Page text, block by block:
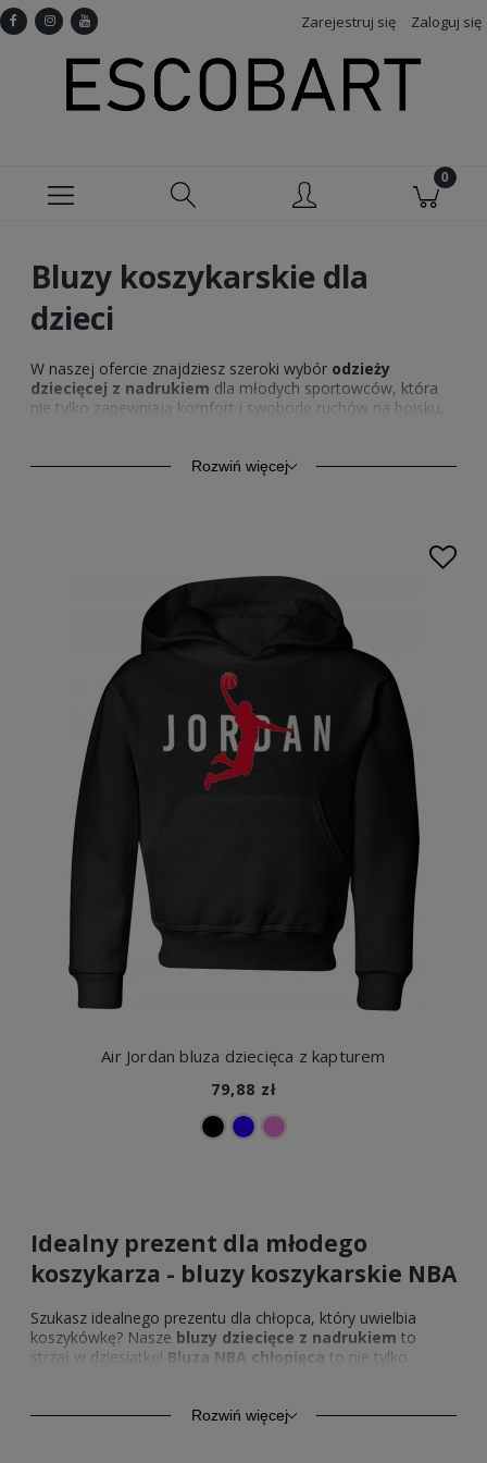
Zarejestruj się Zaloguj się
Bluzy koszykarskie dla
dzieci
W naszej ofercie znajdziesz szeroki wybór odzieży
dziecięcej z nadrukiem dla młodych sportowców, która
nie tylko zapewniają komfort i swobodę ruchów na boisku,
na pokazanie wsparcia dla NBA, jednocześnie podkreślając
Rozwiń więcej
Air Jordan bluza dziecięca z kapturem
79,88 zł
Idealny prezent dla młodego
koszykarza - bluzy koszykarskie NBA
Szukasz idealnego prezentu dla chłopca, który uwielbia
koszykówkę? Nasze bluzy dziecięce z nadrukiem to
strzał w dziesiątkę! Bluza NBA chłopięca to nie tylko
okazję, który z pewnością wywoła uśmiech na twarzy
Rozwiń więcej